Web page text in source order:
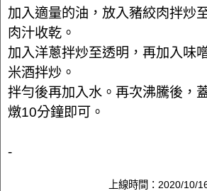
加入適量的油，放入豬絞肉拌炒
肉汁收乾。
加入洋蔥拌炒至透明，再加入味
米酒拌炒。
拌勻後再加入水。再次沸騰後，
燉10分鐘即可。
-
上線時間：2020/10/